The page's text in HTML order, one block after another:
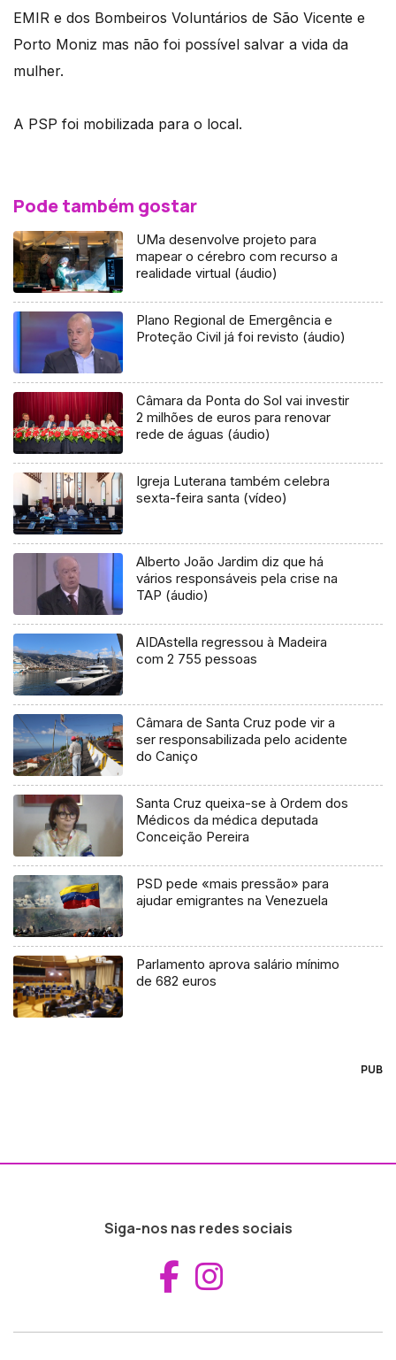
EMIR e dos Bombeiros Voluntários de São Vicente e
Porto Moniz mas não foi possível salvar a vida da
mulher.
A PSP foi mobilizada para o local.
Pode também gostar
UMa desenvolve projeto para
mapear o cérebro com recurso a
realidade virtual (áudio)
Plano Regional de Emergência e
Proteção Civil já foi revisto (áudio)
Câmara da Ponta do Sol vai investir
2 milhões de euros para renovar
rede de águas (áudio)
Igreja Luterana também celebra
sexta-feira santa (vídeo)
Alberto João Jardim diz que há
vários responsáveis pela crise na
TAP (áudio)
AIDAstella regressou à Madeira
com 2 755 pessoas
Câmara de Santa Cruz pode vir a
ser responsabilizada pelo acidente
do Caniço
Santa Cruz queixa-se à Ordem dos
Médicos da médica deputada
Conceição Pereira
PSD pede «mais pressão» para
ajudar emigrantes na Venezuela
Parlamento aprova salário mínimo
de 682 euros
PUB
Siga-nos nas redes sociais
Aceder ao